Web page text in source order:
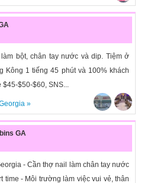
bột, chân tay nước và dip. Tiệm ở
Kông 1 tiếng 45 phút và 100% khách
$45-$50-$60, SNS...
»
GA
- Cần thợ nail làm chân tay nước
time - Môi trường làm việc vui vẻ, thân